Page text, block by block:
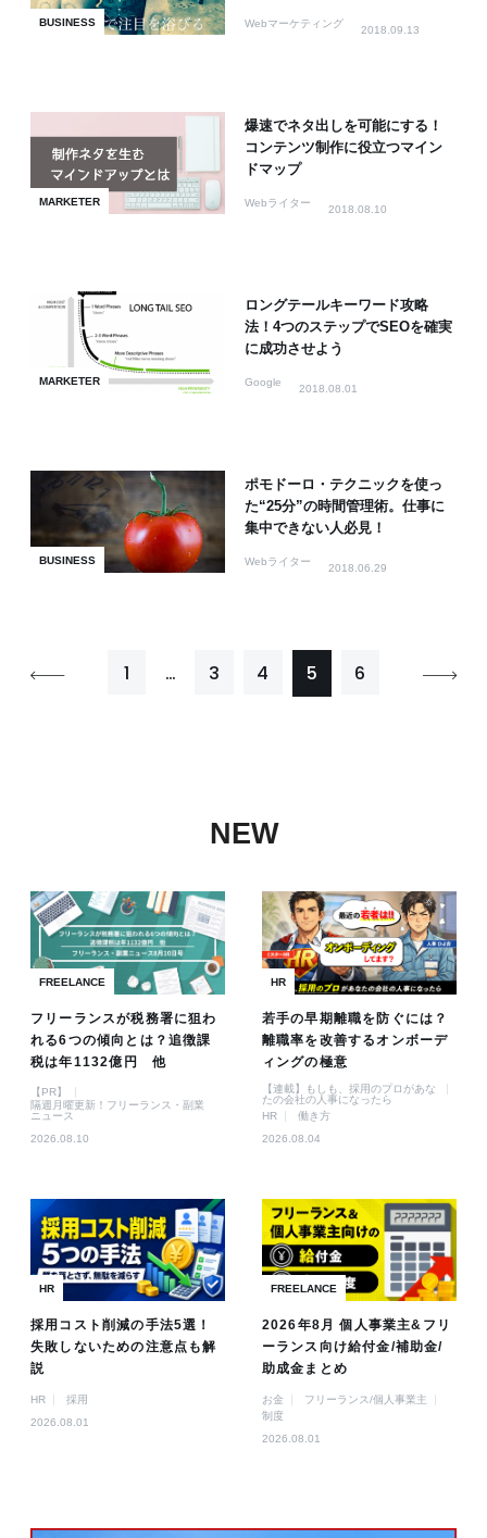
BUSINESS Webマーケティング
2018.09.13
MARKETER
爆速でネタ出しを可能にする！
コンテンツ制作に役立つマイン
ドマップ
Webライター
2018.08.10
MARKETER
ロングテールキーワード攻略
法！4つのステップでSEOを確実
に成功させよう
Google
2018.08.01
BUSINESS
ポモドーロ・テクニックを使っ
た“25分”の時間管理術。仕事に
集中できない人必見！
Webライター
2018.06.29
1 … 3 4 5 6
NEW
FREELANCE
フリーランスが税務署に狙わ
れる6つの傾向とは？追徴課
税は年1132億円 他
【PR】
隔週月曜更新！フリーランス・副業
ニュース
2026.08.10
HR
若手の早期離職を防ぐには？
離職率を改善するオンボーデ
ィングの極意
【連載】もしも、採用のプロがあな
たの会社の人事になったら
HR
働き方
2026.08.04
HR
採用コスト削減の手法5選！
失敗しないための注意点も解
説
HR
採用
2026.08.01
FREELANCE
2026年8月 個人事業主&フリ
ーランス向け給付金/補助金/
助成金まとめ
お金
フリーランス/個人事業主
制度
2026.08.01